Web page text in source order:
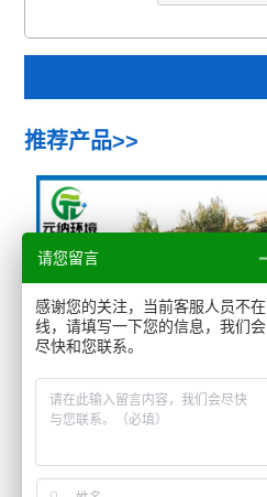
推荐产品>>
请您留言
感谢您的关注，当前客服人员不在
线，请填写一下您的信息，我们会
尽快和您联系。